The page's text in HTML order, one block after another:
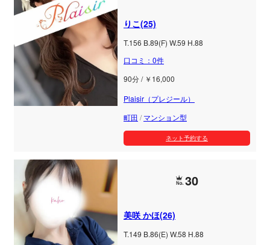
りこ(25)
T.156 B.89(F) W.59 H.88
口コミ：0件
90分 / ￥16,000
Plaisir（プレジール）
町田 /マンション型
ネット予約する
30
美咲 かほ(26)
T.149 B.86(E) W.58 H.88